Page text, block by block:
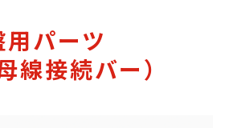
用パーツ
線接続バー）